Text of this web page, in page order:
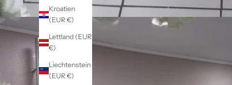
Kroatien
(EUR €)
Lettland (EUR
€)
Liechtenstein
(EUR €)